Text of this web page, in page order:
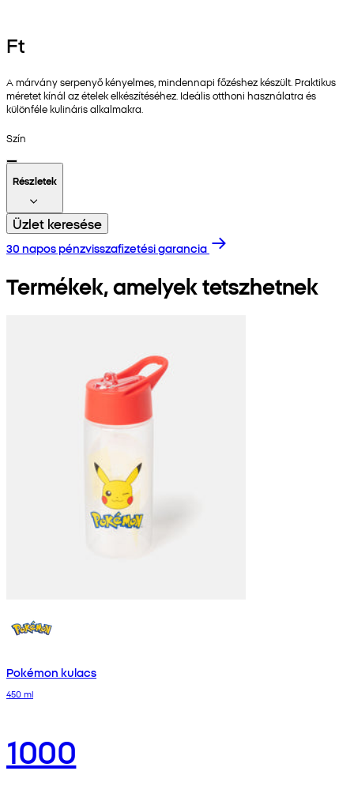
Ft
A márvány serpenyő kényelmes, mindennapi főzéshez készült. Praktikus
méretet kínál az ételek elkészítéséhez. Ideális otthoni használatra és
különféle kulináris alkalmakra.
Szín
Részletek
Üzlet keresése
30 napos pénzvisszafizetési garancia
Termékek, amelyek tetszhetnek
Pokémon kulacs
450 ml
1000